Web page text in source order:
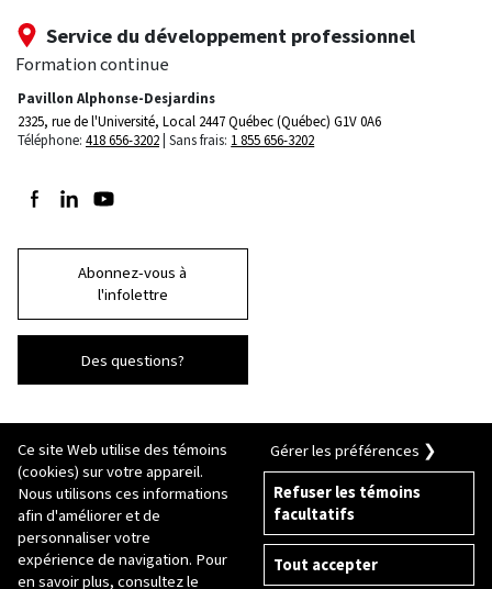
Service du développement professionnel
Formation continue
Pavillon Alphonse-Desjardins
2325, rue de l'Université, Local 2447Québec (Québec) G1V 0A6
Téléphone: 418 656-3202 Sans frais: 1 855 656-3202
Suivez-nous sur Facebook
Suivez-nous sur LinkedIn
Suivez-nous sur Youtube
Abonnez-vous à
l'infolettre
Des questions?
© 2026 Université Laval
Tous droits réservés
Conditions générales d'utilisation
Fraude en ligne
Politique de confidentialité
Ce site Web utilise des témoins
(cookies) sur votre appareil.
Nous utilisons ces informations
afin d'améliorer et de
personnaliser votre
expérience de navigation. Pour
en savoir plus, consultez le
Gérer les préférences ❯
Refuser les témoins
facultatifs
Tout accepter